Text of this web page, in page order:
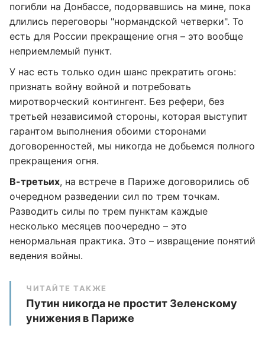
погибли на Донбассе, подорвавшись на мине, пока
длились переговоры "нормандской четверки". То
есть для России прекращение огня – это вообще
неприемлемый пункт.
У нас есть только один шанс прекратить огонь:
признать войну войной и потребовать
миротворческий контингент. Без рефери, без
третьей независимой стороны, которая выступит
гарантом выполнения обоими сторонами
договоренностей, мы никогда не добьемся полного
прекращения огня.
В-третьих, на встрече в Париже договорились об
очередном разведении сил по трем точкам.
Разводить силы по трем пунктам каждые
несколько месяцев поочередно – это
ненормальная практика. Это – извращение понятий
ведения войны.
ЧИТАЙТЕ ТАКЖЕ
Путин никогда не простит Зеленскому
унижения в Париже